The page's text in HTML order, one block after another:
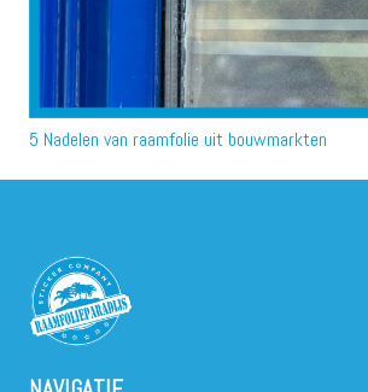
5 Nadelen van raamfolie uit bouwmarkten